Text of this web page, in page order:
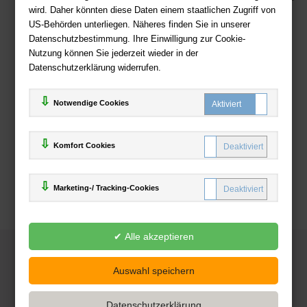
wird. Daher könnten diese Daten einem staatlichen Zugriff von
US-Behörden unterliegen. Näheres finden Sie in unserer
Datenschutzbestimmung. Ihre Einwilligung zur Cookie-
Nutzung können Sie jederzeit wieder in der
Datenschutzerklärung widerrufen.
Notwendige Cookies
Komfort Cookies
Marketing-/ Tracking-Cookies
Zahlweisen
Deutsche-Buchhandlung.de
www.deutsche-buchhandlung.de ist ein Angebot der
Handelsgesellschaft mbH
Powered by Inooga